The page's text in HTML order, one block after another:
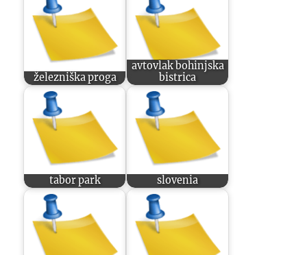
železniška proga
avtovlak bohinjska
bistrica
tabor park slovenia